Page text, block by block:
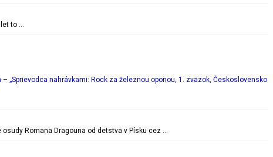
to …
– „Sprievodca nahrávkami: Rock za železnou oponou, 1. zväzok, Československo
Romana Dragouna od detstva v Písku cez …